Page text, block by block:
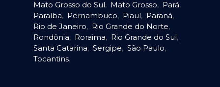
Mato Grosso do Sul, Mato Grosso, Pará,
Paraíba, Pernambuco, Piauí, Paraná,
Rio de Janeiro, Rio Grande do Norte,
Rondônia, Roraima, Rio Grande do Sul,
Santa Catarina, Sergipe, São Paulo,
Tocantins.